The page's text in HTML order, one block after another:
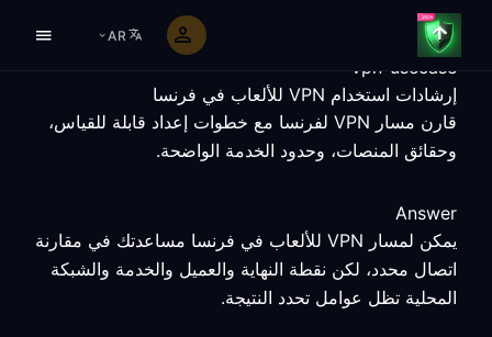
AR
vpn-usecase
إرشادات استخدام VPN للألعاب في فرنسا
قارن مسار VPN لفرنسا مع خطوات إعداد قابلة للقياس،
وحقائق المنصات، وحدود الخدمة الواضحة.
Answer
يمكن لمسار VPN للألعاب في فرنسا مساعدتك في مقارنة
اتصال محدد، لكن نقطة النهاية والعميل والخدمة والشبكة
المحلية تظل عوامل تحدد النتيجة.